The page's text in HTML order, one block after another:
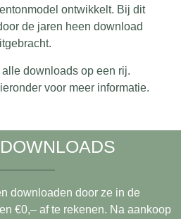
ontwikkelt. Bij dit
de jaren heen download
downloads op een rij.
voor meer informatie.
downloaden door ze in de
€0,– af te rekenen. Na aankoop